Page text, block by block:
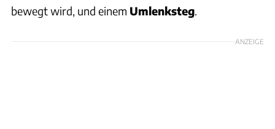
bewegt wird, und einem Umlenksteg.
ANZEIGE